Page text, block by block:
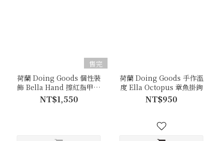
售完
荷蘭 Doing Goods 個性裝
飾 Bella Hand 擦紅指甲油
的相框（小）
NT$1,550
荷蘭 Doing Goods 手作溫
度 Ella Octopus 章魚掛鉤
NT$950